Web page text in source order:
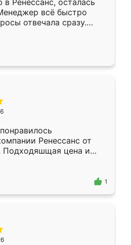
в Ренессанс, осталась
всё быстро
отвечала сразу.
в субботу, подошёл к
Собрали
аккуратно, даже
Ренессанс от
Подходяшщая цена и
Приехавший
Владислав
эскизу самый
1